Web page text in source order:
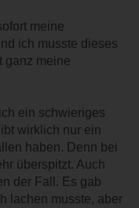
meine
ich musste dieses
ganz meine
ein schwieriges
wirklich nur ein
haben. Denn bei
überspitzt. Auch
der Fall. Es gab
lachen musste, aber